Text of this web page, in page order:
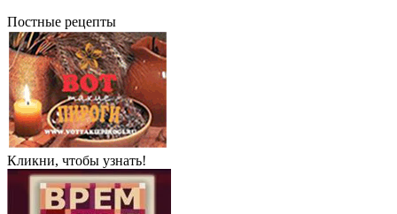
Постные рецепты
Кликни, чтобы узнать!